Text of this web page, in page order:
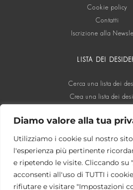
Diamo valore alla tua
Utilizziamo i cookie sul nostro
l'esperienza più pertinente
e ripetendo le visite. Cliccando su
acconsenti all'uso di TUTTI i
rifiutare e visitare "Impostazioni
Cookie policy
Contatti
Iscrizione alla
LISTA DEI
Cerca una lista dei
Crea una lista dei
SOCIAL